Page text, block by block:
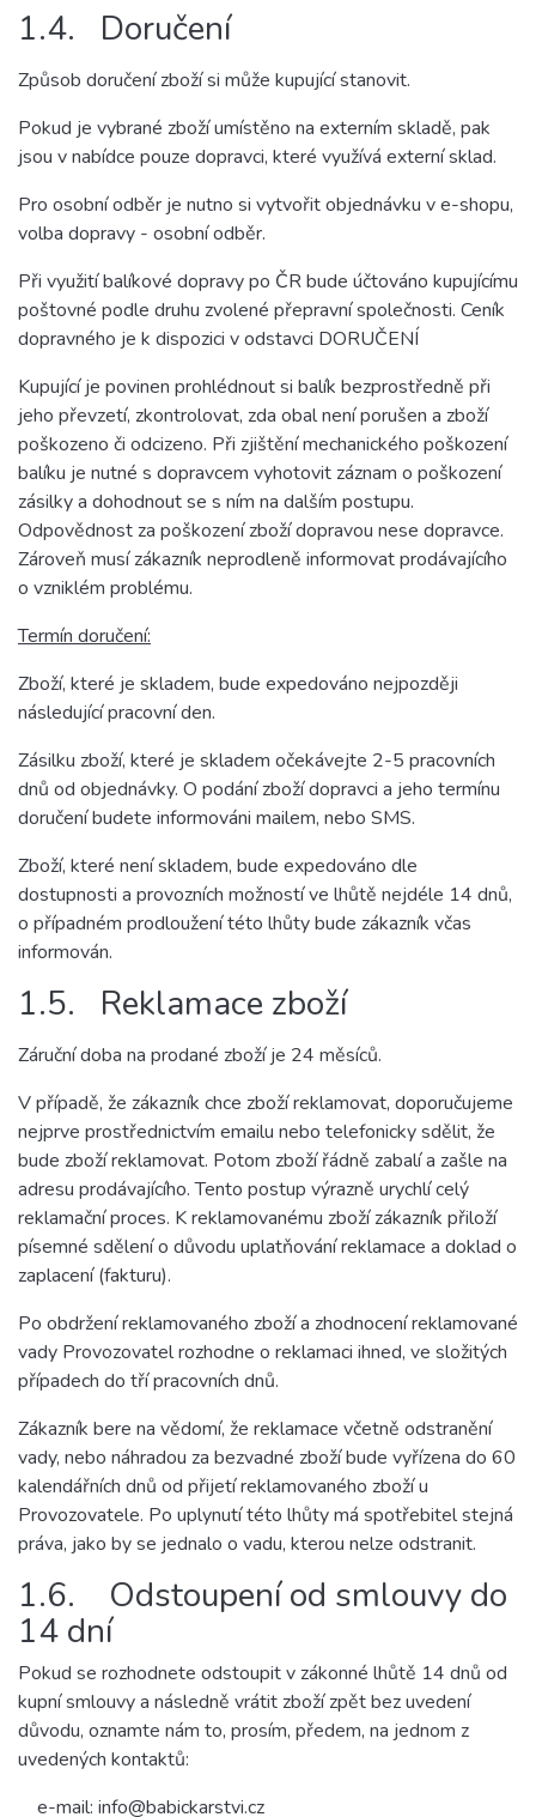
1.4. Doručení
Způsob doručení zboží si může kupující stanovit.
Pokud je vybrané zboží umístěno na externím skladě, pak
jsou v nabídce pouze dopravci, které využívá externí sklad.
Pro osobní odběr je nutno si vytvořit objednávku v e-shopu,
volba dopravy - osobní odběr.
Při využití balíkové dopravy po ČR bude účtováno kupujícímu
poštovné podle druhu zvolené přepravní společnosti. Ceník
dopravného je k dispozici v odstavci DORUČENÍ
Kupující je povinen prohlédnout si balík bezprostředně při
jeho převzetí, zkontrolovat, zda obal není porušen a zboží
poškozeno či odcizeno. Při zjištění mechanického poškození
balíku je nutné s dopravcem vyhotovit záznam o poškození
zásilky a dohodnout se s ním na dalším postupu.
Odpovědnost za poškození zboží dopravou nese dopravce.
Zároveň musí zákazník neprodleně informovat prodávajícího
o vzniklém problému.
Termín doručení:
Zboží, které je skladem, bude expedováno nejpozději
následující pracovní den.
Zásilku zboží, které je skladem očekávejte 2-5 pracovních
dnů od objednávky. O podání zboží dopravci a jeho termínu
doručení budete informováni mailem, nebo SMS.
Zboží, které není skladem, bude expedováno dle
dostupnosti a provozních možností ve lhůtě nejdéle 14 dnů,
o případném prodloužení této lhůty bude zákazník včas
informován.
1.5. Reklamace zboží
Záruční doba na prodané zboží je 24 měsíců.
V případě, že zákazník chce zboží reklamovat, doporučujeme
nejprve prostřednictvím emailu nebo telefonicky sdělit, že
bude zboží reklamovat. Potom zboží řádně zabalí a zašle na
adresu prodávajícího. Tento postup výrazně urychlí celý
reklamační proces. K reklamovanému zboží zákazník přiloží
písemné sdělení o důvodu uplatňování reklamace a doklad o
zaplacení (fakturu).
Po obdržení reklamovaného zboží a zhodnocení reklamované
vady Provozovatel rozhodne o reklamaci ihned, ve složitých
případech do tří pracovních dnů.
Zákazník bere na vědomí, že reklamace včetně odstranění
vady, nebo náhradou za bezvadné zboží bude vyřízena do 60
kalendářních dnů od přijetí reklamovaného zboží u
Provozovatele. Po uplynutí této lhůty má spotřebitel stejná
práva, jako by se jednalo o vadu, kterou nelze odstranit.
1.6. Odstoupení od smlouvy do
14 dní
Pokud se rozhodnete odstoupit v zákonné lhůtě 14 dnů od
kupní smlouvy a následně vrátit zboží zpět bez uvedení
důvodu, oznamte nám to, prosím, předem, na jednom z
uvedených kontaktů:
e-mail: info@babickarstvi.cz